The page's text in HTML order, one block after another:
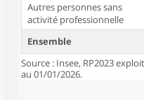
Autres personnes sans
activité professionnelle
Ensemble
Source : Insee, RP2023
au 01/01/2026.